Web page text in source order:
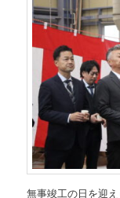
無事竣工の日を迎